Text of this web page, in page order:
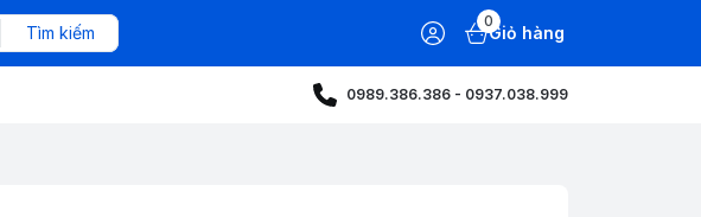
Tìm kiếm
0
Giỏ hàng
0989.386.386 - 0937.038.999